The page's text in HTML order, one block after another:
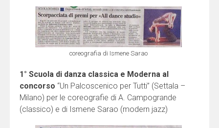
coreografia di Ismene Sarao
1° Scuola di danza classica e Moderna al
concorso “Un Palcoscenico per Tutti” (Settala –
Milano) per le coreografie di A. Campogrande
(classico) e di Ismene Sarao (modern jazz)